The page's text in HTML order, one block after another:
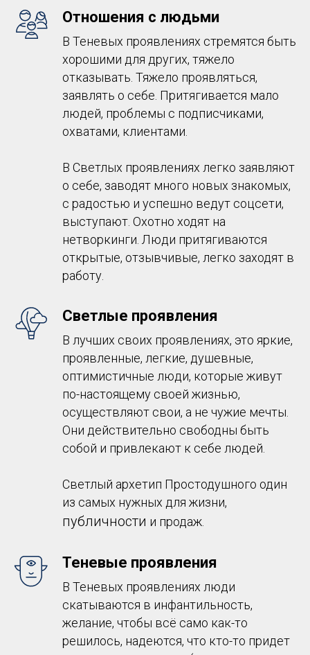
Отношения с людьми
В Теневых проявлениях стремятся быть
хорошими для других, тяжело
отказывать. Тяжело проявляться,
заявлять о себе. Притягивается мало
людей, проблемы с подписчиками,
охватами, клиентами.
В Светлых проявлениях легко заявляют
о себе, заводят много новых знакомых,
с радостью и успешно ведут соцсети,
выступают. Охотно ходят на
нетворкинги. Люди притягиваются
открытые, отзывчивые, легко заходят в
работу.
Светлые проявления
В лучших своих проявлениях, это яркие,
проявленные, легкие, душевные,
оптимистичные люди, которые живут
по-настоящему своей жизнью,
осуществляют свои, а не чужие мечты.
Они действительно свободны быть
собой и привлекают к себе людей.
Светлый архетип Простодушного один
из самых нужных для жизни,
публичности и продаж.
Теневые проявления
В Теневых проявлениях люди
скатываются в инфантильность,
желание, чтобы всё само как-то
решилось, надеются, что кто-то придет